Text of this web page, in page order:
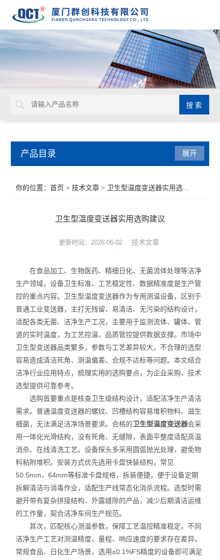
产品目录
代理品牌
水质分析仪表
电气设备
泵阀机电产品
展开
你的位置：首页 >技术文章 > 卫生型温度变送器实用选购建议
卫生型温度变送器实用选购建议
更新时间：2026-06-02 技术文章
在食品加工、生物医药、精细日化、无菌流体处理等洁净
生产领域，设备卫生标准、工艺稳定性、数据精准度是生产管
控的重点内容。卫生型温度变送器作为专用测温设备，区别于
普通工业变送器，主打无残留、易清洁、无污染的结构设计，
适配各类无菌、洁净生产工况，主要用于监测流体、罐体、管
道的实时温度，为工艺控温、品质管控提供数据支撑。市场中
卫生型变送器品类繁多，参数与工艺差异较大，不合理的选型
容易造成清洁死角、测温偏差、合规不达标等问题。本文结合
洁净行业应用特点，梳理实用的选购要点，为企业采购、技术
选型提供可靠参考。
选购首要重点是核查卫生级结构设计，适配洁净生产清洁
需求。普通温度变送器的螺纹、凹槽结构容易堆积物料、滋生
细菌，无法满足洁净场景要求。合格的卫生型温度变送器会采
用一体化光滑结构，没有死角、无缝隙，表面平整度适配高温
消杀、在线清洗工艺。设备探头多采用圆弧抛光处理，避免物
料粘附堆积。安装方式优先选用卡盘快装结构，常见
50.5mm、64mm等标准卡盘规格，拆装便捷，便于设备定期
拆解清洁与消毒作业，适配生产线常态化消杀流程。选型时需
避开带有复杂拼接结构、外露缝隙的产品，减少后期清洁运维
的工作量，契合洁净车间生产规范。
其次，匹配核心测温参数，保障工艺温控精准稳定。不同
洁净生产工艺对测温精度、量程、响应速度的要求存在差异。
常规食品、日化生产场景，选用±0.1%FS精度的设备即可满足